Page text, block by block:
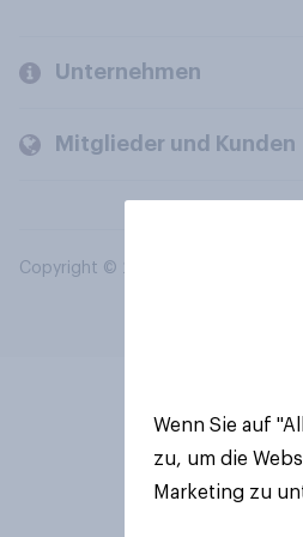
Unternehmen
Mitglieder und Kunden
Copyright © 2026 YouGov PLC.
Wenn Sie auf
zu, um die
Marketing zu